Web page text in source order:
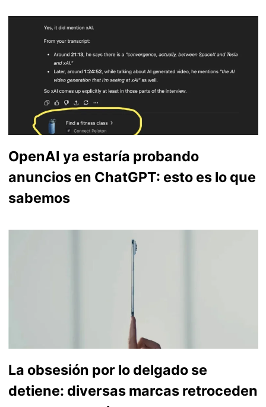
OpenAI ya estaría probando
anuncios en ChatGPT: esto es lo que
sabemos
La obsesión por lo delgado se
detiene: diversas marcas retroceden